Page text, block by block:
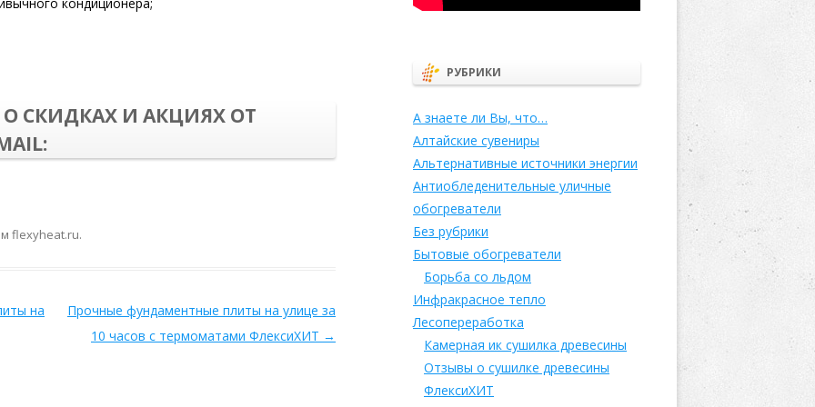
СКИДКАХ И АКЦИЯХ ОТ
flexyheat.ru.
на
Прочные фундаментные плиты на улице за
10 часов с термоматами ФлексиХИТ →
РУБРИКИ
А знаете ли Вы, что…
Алтайские сувениры
Альтернативные источники энергии
Антиобледенительные уличные
обогреватели
Без рубрики
Бытовые обогреватели
Борьба со льдом
Инфракрасное тепло
Лесопереработка
Камерная ик сушилка древесины
Отзывы о сушилке древесины
ФлексиХИТ